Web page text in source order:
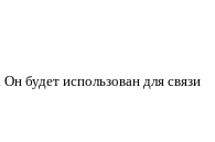
будет использован для связи